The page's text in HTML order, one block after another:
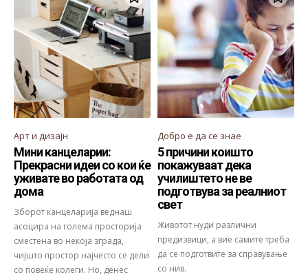
Арт и дизајн
Мини канцеларии:
Прекрасни идеи со кои ќе
уживате во работата од
дома
Зборот канцеларија веднаш
асоцира на голема просторија
сместена во некоја зграда,
чијшто простор најчесто се дели
со повеќе колеги. Но, денес
Добро е да се знае
5 причини коишто
покажуваат дека
училиштето не ве
подготвува за реалниот
свет
Животот нуди различни
предизвици, а вие самите треба
да се подготвите за справување
со нив.